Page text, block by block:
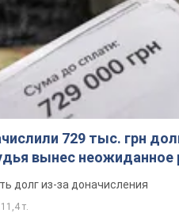
729 тыс. грн
вынес неожиданное
долг из-за доначисления
11,4 т.